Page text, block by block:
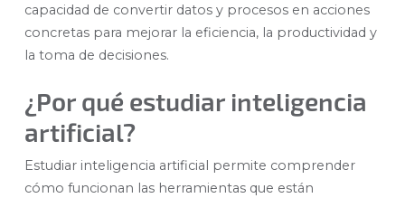
capacidad de convertir datos y procesos en acciones
concretas para mejorar la eficiencia, la productividad y
la toma de decisiones.
¿Por qué estudiar inteligencia
artificial?
Estudiar inteligencia artificial permite comprender
cómo funcionan las herramientas que están